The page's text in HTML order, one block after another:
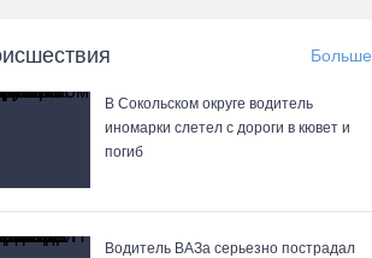
Больше
В Сокольском округе водитель
иномарки слетел с дороги в кювет и
погиб
Водитель ВАЗа серьезно пострадал